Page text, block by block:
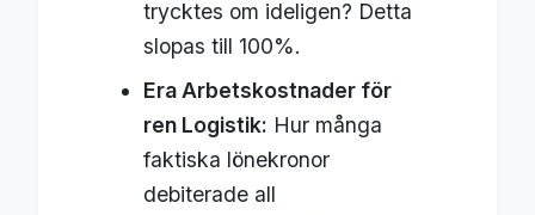
trycktes om ideligen? Detta
slopas till 100%.
Era Arbetskostnader för
ren Logistik: Hur många
faktiska lönekronor
debiterade all